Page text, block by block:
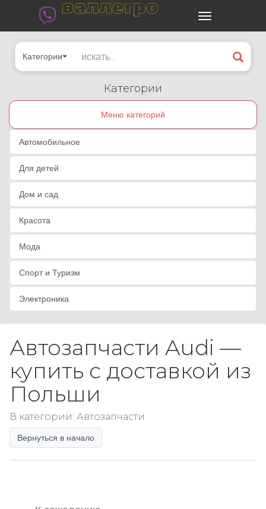
валлегро
Категории
Категории
Меню категорий
Автомобильное
Для детей
Дом и сад
Красота
Мода
Спорт и Туризм
Электроника
Автозапчасти Audi —
купить с доставкой из
Польши
В категории: Автозапчасти
Вернуться в начало